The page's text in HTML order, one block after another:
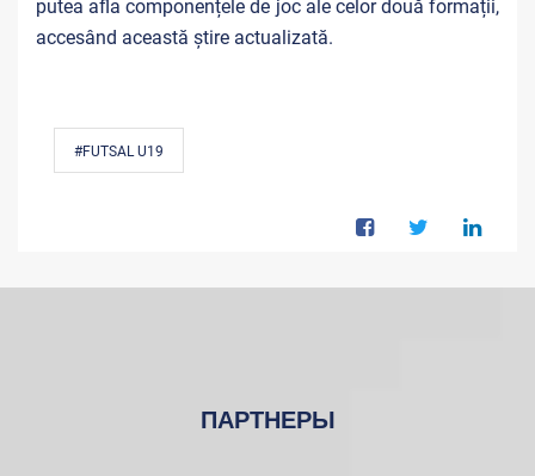
putea afla componențele de joc ale celor două formații,
accesând această știre actualizată.
#FUTSAL U19
ПАРТНЕРЫ